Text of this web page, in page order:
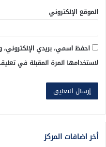
الموقع الإلكتروني
احفظ اسمي، بريدي
لاستخدامها المرة المقبلة في
أخر اضافات المركز